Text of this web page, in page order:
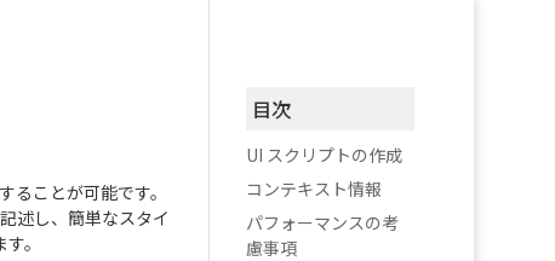
ことが可能です。
述し、簡単なスタイ
。
目次
UI スクリプトの作成
コンテキスト情報
パフォーマンスの考
慮事項